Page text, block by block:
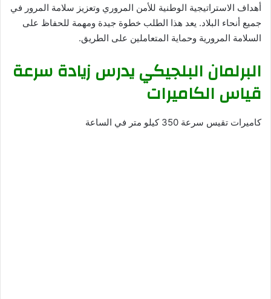
أهداف الاستراتيجية الوطنية للأمن المروري وتعزيز سلامة المرور في
جميع أنحاء البلاد. يعد هذا الطلب خطوة جيدة ومهمة للحفاظ على
السلامة المرورية وحماية المتعاملين على الطريق.
البرلمان البلجيكي يدرس زيادة سرعة
قياس الكاميرات
كاميرات تقيس سرعة 350 كيلو متر في الساعة